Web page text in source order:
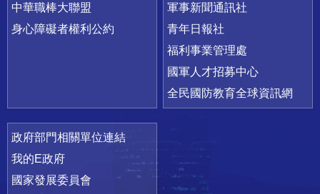
中華職棒大聯盟
身心障礙者權利公約
軍事新聞通訊社
青年日報社
福利事業管理處
國軍人才招募中心
全民國防教育全球資訊網
政府部門相關單位連結
我的E政府
國家發展委員會